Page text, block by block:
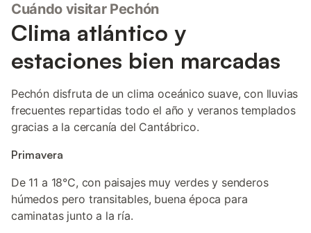
Cuándo visitar Pechón
Clima atlántico y
estaciones bien marcadas
Pechón disfruta de un clima oceánico suave, con lluvias
frecuentes repartidas todo el año y veranos templados
gracias a la cercanía del Cantábrico.
Primavera
De 11 a 18°C, con paisajes muy verdes y senderos
húmedos pero transitables, buena época para
caminatas junto a la ría.